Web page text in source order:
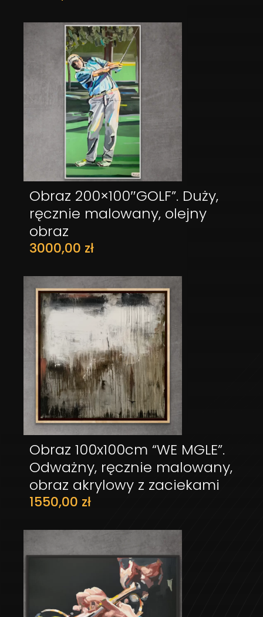
Obraz 200×100″GOLF”. Duży,
ręcznie malowany, olejny
obraz
3000,00 zł
DODAJ DO KOSZYKA
Obraz 100x100cm “WE MGLE”.
Odważny, ręcznie malowany,
obraz akrylowy z zaciekami
1550,00 zł
DODAJ DO KOSZYKA